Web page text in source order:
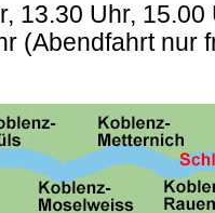
13.30 Uhr, 15.00
(Abendfahrt nur